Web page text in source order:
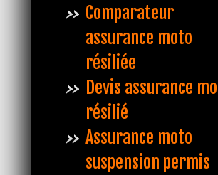
Comparateur
assurance moto
résiliée
Devis assurance
résilié
Assurance moto
suspension permis